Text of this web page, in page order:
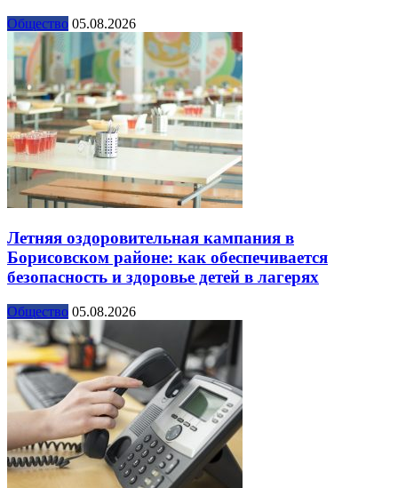
Общество 05.08.2026
Летняя оздоровительная кампания в
Борисовском районе: как обеспечивается
безопасность и здоровье детей в лагерях
Общество 05.08.2026